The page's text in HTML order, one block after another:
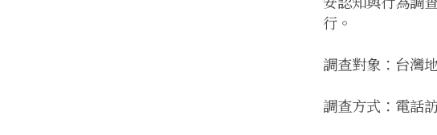
行。
調查對象：台灣
調查方式：電話